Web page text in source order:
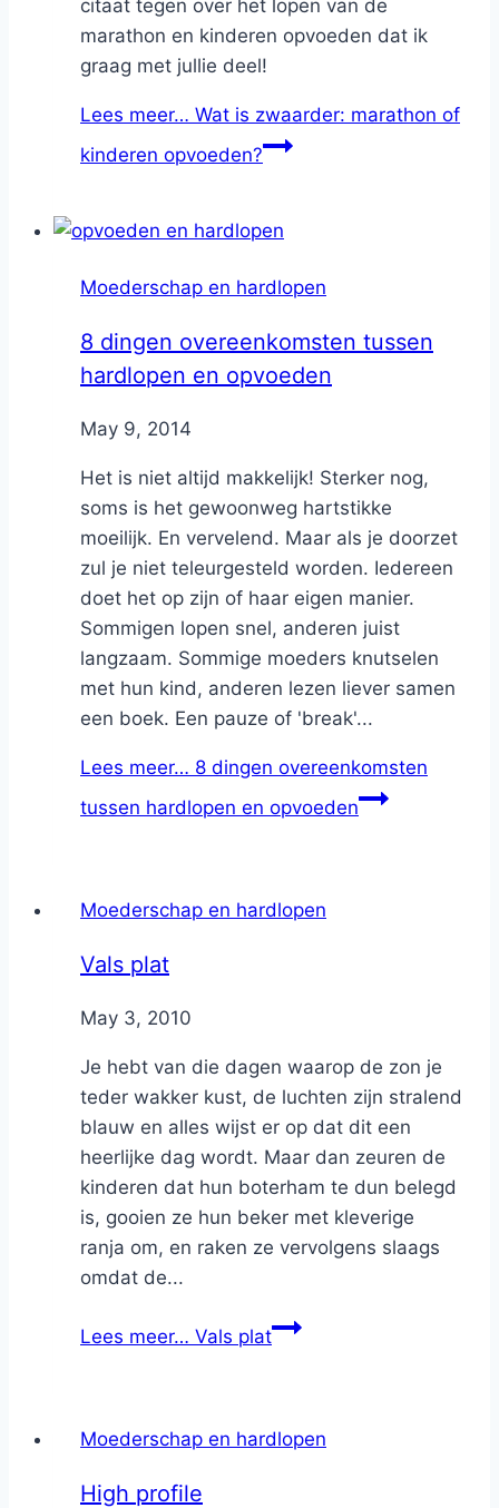
citaat tegen over het lopen van de
marathon en kinderen opvoeden dat ik
graag met jullie deel!
Lees meer… Wat is zwaarder: marathon of
kinderen opvoeden?
Moederschap en hardlopen
8 dingen overeenkomsten tussen
hardlopen en opvoeden
ByNicole
May 9, 2014
Het is niet altijd makkelijk! Sterker nog,
soms is het gewoonweg hartstikke
moeilijk. En vervelend. Maar als je doorzet
zul je niet teleurgesteld worden. Iedereen
doet het op zijn of haar eigen manier.
Sommigen lopen snel, anderen juist
langzaam. Sommige moeders knutselen
met hun kind, anderen lezen liever samen
een boek. Een pauze of 'break'...
Lees meer… 8 dingen overeenkomsten
tussen hardlopen en opvoeden
Moederschap en hardlopen
Vals plat
ByNicole
May 3, 2010
Je hebt van die dagen waarop de zon je
teder wakker kust, de luchten zijn stralend
blauw en alles wijst er op dat dit een
heerlijke dag wordt. Maar dan zeuren de
kinderen dat hun boterham te dun belegd
is, gooien ze hun beker met kleverige
ranja om, en raken ze vervolgens slaags
omdat de...
Lees meer… Vals plat
Moederschap en hardlopen
High profile